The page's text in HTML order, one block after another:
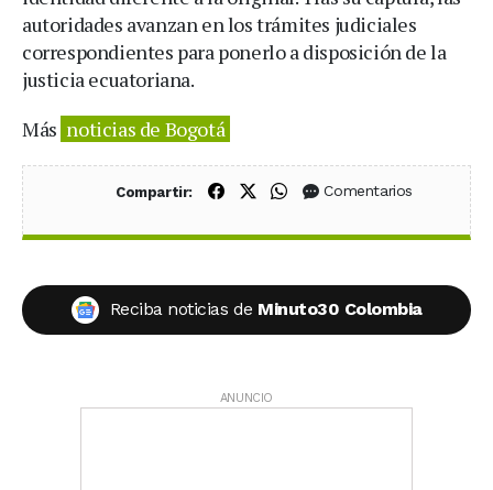
autoridades avanzan en los trámites judiciales
correspondientes para ponerlo a disposición de la
justicia ecuatoriana.
Más noticias de Bogotá
Compartir: Compartir en Facebook
Compartir en X (Twitter)
Compartir en WhatsApp
Comentarios
Reciba noticias de Minuto30 Colombia
ANUNCIO